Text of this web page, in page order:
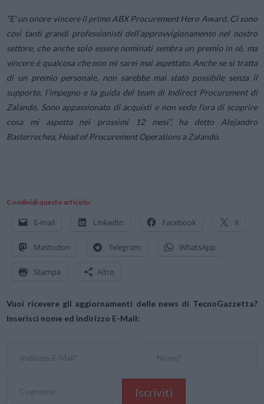
“E’ un onore vincere il primo ABX Procurement Hero Award. Ci sono
così tanti grandi professionisti dell’approvvigionamento nel nostro
settore, che anche solo essere nominati sembra un premio in sé, ma
vincere è qualcosa che non mi sarei mai aspettato. Anche se si tratta
di un premio personale, non sarebbe mai stato possibile senza il
supporto, l’impegno e la guida del team di Indirect Procurement di
Zalando. Sono appassionato di acquisti e non vedo l’ora di scoprire
cosa mi aspetta nei prossimi 12 mesi”, ha detto Alejandro
Basterrechea, Head of Procurement Operations a Zalando.
Condividi questo articolo:
E-mail LinkedIn Facebook X
Mastodon Telegram WhatsApp
Stampa Altro
Vuoi ricevere gli aggiornamenti delle news di TecnoGazzetta?
Inserisci nome ed indirizzo E-Mail: